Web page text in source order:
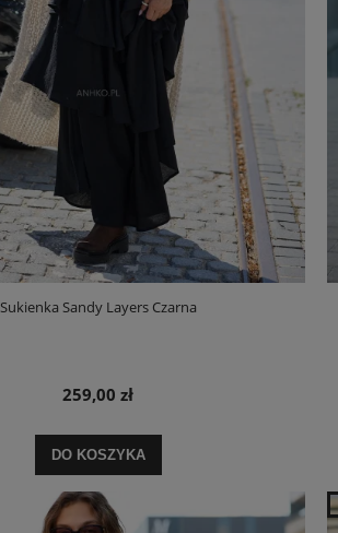
Sukienka Sandy Layers Czarna
259,00 zł
DO KOSZYKA